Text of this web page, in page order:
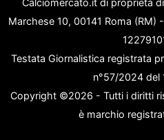
Calciomercato.it di proprietà
Marchese 10, 00141 Roma (RM)
Testata Giornalistica registrata
n°57/2024 del
Copyright ©2026 - Tutti i diritti
è marchio